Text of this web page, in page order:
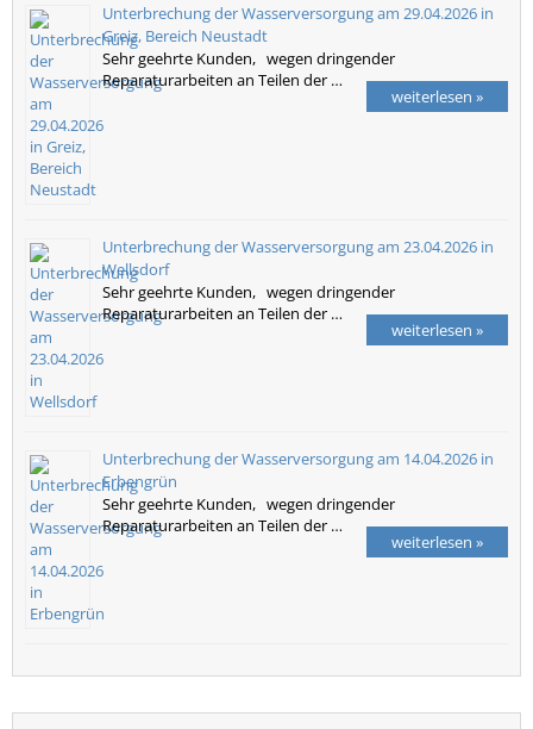
Unterbrechung der Wasserversorgung am 29.04.2026 in
Greiz, Bereich Neustadt
Sehr geehrte Kunden, wegen dringender
Reparaturarbeiten an Teilen der …
weiterlesen »
Unterbrechung der Wasserversorgung am 23.04.2026 in
Wellsdorf
Sehr geehrte Kunden, wegen dringender
Reparaturarbeiten an Teilen der …
weiterlesen »
Unterbrechung der Wasserversorgung am 14.04.2026 in
Erbengrün
Sehr geehrte Kunden, wegen dringender
Reparaturarbeiten an Teilen der …
weiterlesen »